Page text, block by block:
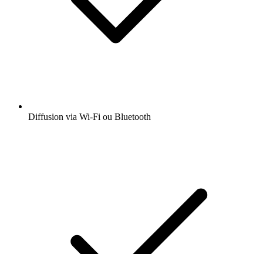
Diffusion via Wi-Fi ou Bluetooth